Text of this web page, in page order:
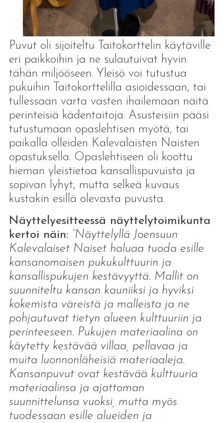
Puvut oli sijoiteltu Taitokorttelin käytäville
eri paikkoihin ja ne sulautuivat hyvin
tähän miljööseen. Yleisö voi tutustua
pukuihin Taitokorttelilla asioidessaan, tai
tullessaan varta vasten ihailemaan näitä
perinteisiä kädentaitoja. Asusteisiin pääsi
tutustumaan opaslehtisen myötä, tai
paikalla olleiden Kalevalaisten Naisten
opastuksella. Opaslehtiseen oli koottu
hieman yleistietoa kansallispuvuista ja
sopivan lyhyt, mutta selkeä kuvaus
kustakin esillä olevasta puvusta.
Näyttelyesitteessä näyttelytoimikunta
kertoi näin: ”Näyttelyllä Joensuun
Kalevalaiset Naiset haluaa tuoda esille
kansanomaisen pukukulttuurin ja
kansallispukujen kestävyyttä. Mallit on
suunniteltu kansan kauniiksi ja hyviksi
kokemista väreistä ja malleista ja ne
pohjautuvat tietyn alueen kulttuuriin ja
perinteeseen. Pukujen materiaalina on
käytetty kestävää villaa, pellavaa ja
muita luonnonläheisiä materiaaleja.
Kansanpuvut ovat kestävää kulttuuria
materiaalinsa ja ajattoman
suunnittelunsa vuoksi, mutta myös
tuodessaan esille alueiden ja